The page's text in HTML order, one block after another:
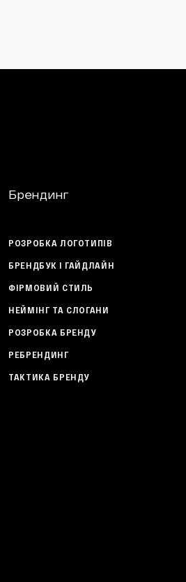
Брендинг
РОЗРОБКА ЛОГОТИПІВ
БРЕНДБУК І ГАЙДЛАЙН
ФІРМОВИЙ СТИЛЬ
НЕЙМІНГ ТА СЛОГАНИ
РОЗРОБКА БРЕНДУ
РЕБРЕНДИНГ
ТАКТИКА БРЕНДУ